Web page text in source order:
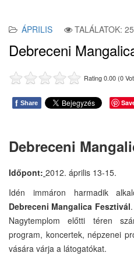
ÁPRILIS TALÁLATOK:
Debreceni
Rating 0.00 (0
f Share
Debreceni
Időpont: 2012. április 13-15.
Idén immáron harmadik
Debreceni Mangalica Fesztivál
Nagytemplom előtti téren
program, koncertek, népzenei
vására várja a látogatókat.